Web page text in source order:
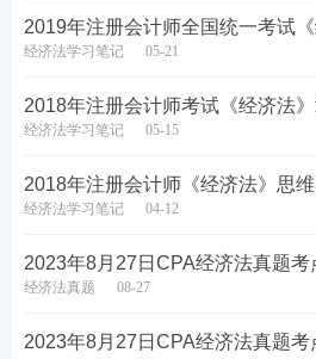
都不承担票据责
（6）汇票的背
（7）汇票的承
（8）汇票的保
（1）破产申请
2019年注册会计师全国统一考试
经济法学习笔记 05-21
2018年注册会计师考试《经济法
经济法学习笔记 05-15
2018年注册会计师《经济法》思
经济法学习笔记 04-12
2023年8月27日CPA经济法真题考
经济法真题 08-27
2023年8月27日CPA经济法真题考